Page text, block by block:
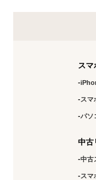
スマ
スマ
パソ
中古
中古
スマ